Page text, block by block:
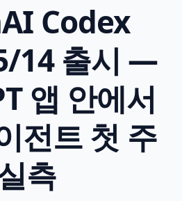
Codex
14 출시 —
앱 안에서
전트 첫 주
측